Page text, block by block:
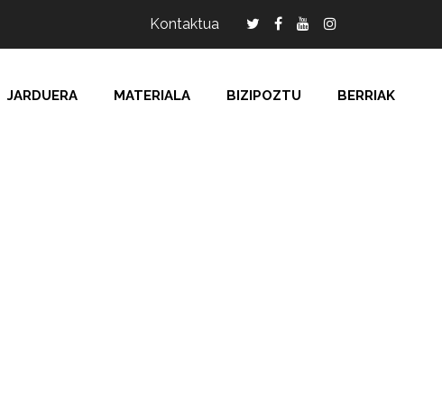
Kontaktua
JARDUERA MATERIALA BIZIPOZTU BERRIAK